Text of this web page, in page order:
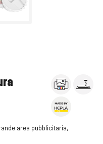
area pubblicitaria,